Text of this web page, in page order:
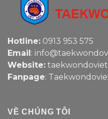
Hotline: 0913 953 575
Email:
Website:
Fanpage:
VỀ CHÚNG TÔI